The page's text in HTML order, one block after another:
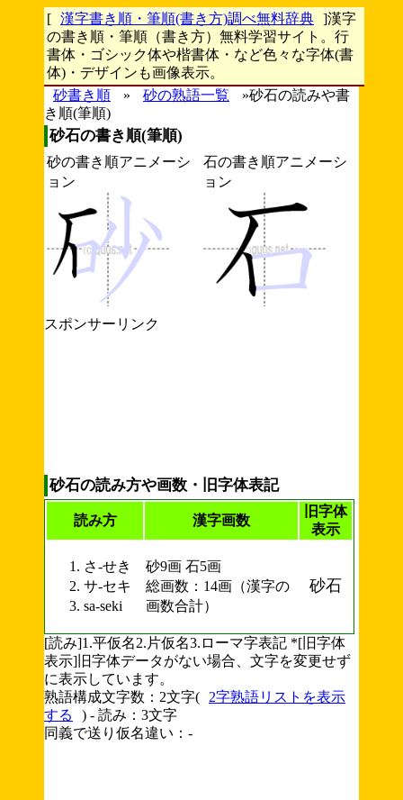
[ 漢字書き順・筆順(書き方)調べ無料辞典 ]漢字
の書き順・筆順（書き方）無料学習サイト。行
書体・ゴシック体や楷書体・など色々な字体(書
体)・デザインも画像表示。
砂書き順
» 砂の熟語一覧
»砂石の読みや書
き順(筆順)
砂石の書き順(筆順)
砂の書き順アニメーシ
ョン
石の書き順アニメーシ
ョン
スポンサーリンク
砂石の読み方や画数・旧字体表記
読み方 漢字画数
旧字体
表示
さ-せき
サ-セキ
sa-seki
砂9画 石5画
総画数：14画（漢字の
画数合計）
砂石
[読み]1.平仮名2.片仮名3.ローマ字表記 *[旧字体
表示]旧字体データがない場合、文字を変更せず
に表示しています。
熟語構成文字数：2文字(
2字熟語リストを表示
する
) - 読み：3文字
同義で送り仮名違い：-